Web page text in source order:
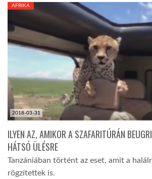
2018-03-31
AFRIKA
ILYEN AZ, AMIKOR A SZAFARITÚRÁN
HÁTSÓ ÜLÉSRE
Tanzániában történt az eset, amit a
rögzítettek is.